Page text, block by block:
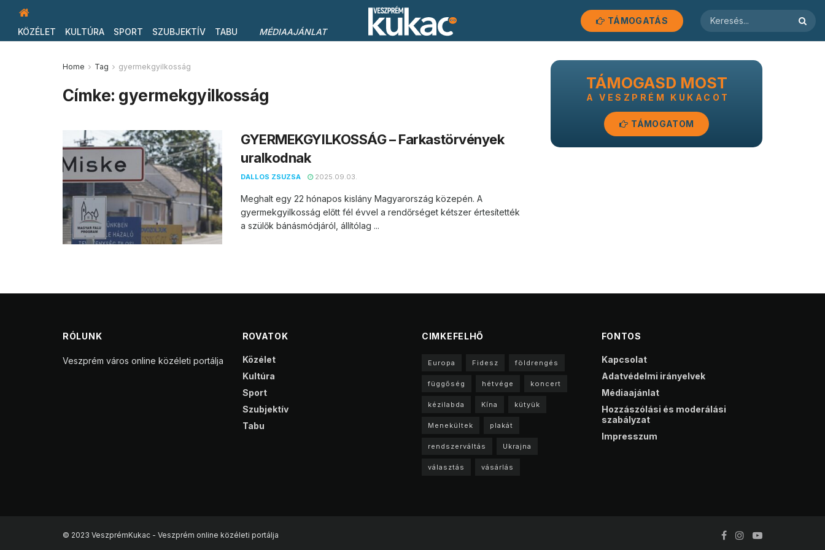
KÖZÉLET KULTÚRA SPORT SZUBJEKTÍV TABU MÉDIAAJÁNLAT
TÁMOGATÁS
Home Tag gyermekgyilkosság
Címke: gyermekgyilkosság
GYERMEKGYILKOSSÁG – Farkastörvények
uralkodnak
DALLOS ZSUZSA 2025.09.03.
Meghalt egy 22 hónapos kislány Magyarország közepén. A
gyermekgyilkosság előtt fél évvel a rendőrséget kétszer értesítették
a szülők bánásmódjáról, állítólag ...
TÁMOGASD MOST
A VESZPRÉM KUKACOT
TÁMOGATOM
RÓLUNK
Veszprém város online közéleti portálja
ROVATOK
Közélet
Kultúra
Sport
Szubjektív
Tabu
CIMKEFELHŐ
Europa Fidesz földrengés
függőség hétvége koncert
kézilabda Kína kütyük
Menekültek plakát
rendszerváltás Ukrajna
választás vásárlás
FONTOS
Kapcsolat
Adatvédelmi irányelvek
Médiaajánlat
Hozzászólási és moderálási
szabályzat
Impresszum
© 2023 VeszprémKukac - Veszprém online közéleti portálja